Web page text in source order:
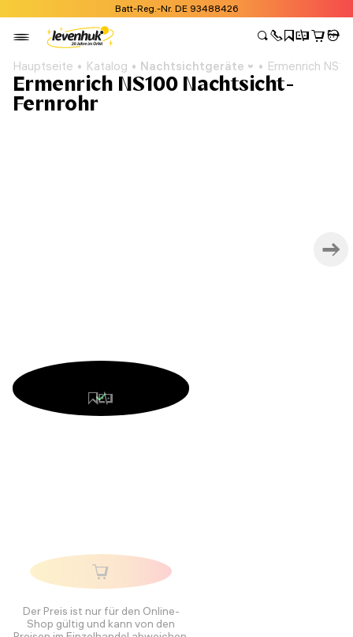
Batt-Reg.-Nr. DE 93488426
Hauptseite Katalog Nachtsichtgeräte Ermenrich
Ermenrich NS100 Nachtsicht-
Fernrohr
Der Preis ist nur für den Online-
Shop gültig und kann von den